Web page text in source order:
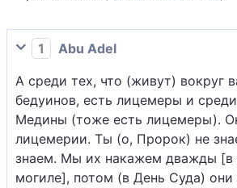
1
Abu Adel
А среди тех, что (живут) вокруг
бедуинов, есть лицемеры и
Медины (тоже есть лицемеры).
лицемерии. Ты (о, Пророк) не
знаем. Мы их накажем дважды [в
могиле], потом (в День Суда) они